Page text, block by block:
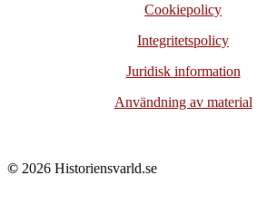
Cookiepolicy
Integritetspolicy
Juridisk information
Användning av material
© 2026 Historiensvarld.se